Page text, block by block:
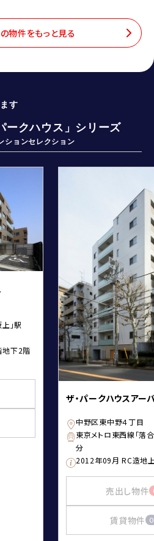
物件をもっと見る
す
ークハウス」シリーズ
ションセレクション
上」駅
下2階
ザ・パークハウスアー
中野区東中野４丁目
東京メトロ東西線「落
分
2012年09月 RC造地
売出し物件
賃貸物件 0